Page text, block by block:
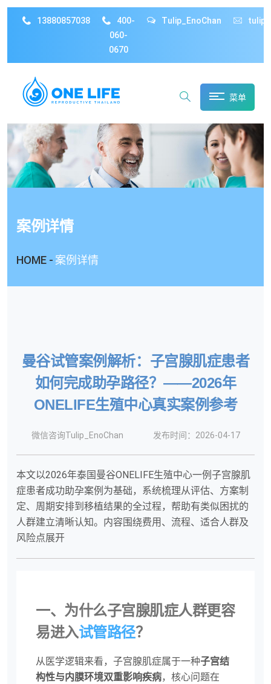
13880857038
400-
060-
0670
Tulip_EnoChan
菜单
案例详情
HOME - 案例详情
曼谷试管案例解析：子宫腺肌症患者
如何完成助孕路径？——2026年
ONELIFE生殖中心真实案例参考
微信咨询Tulip_EnoChan 发布时间：2026-04-17
本文以2026年泰国曼谷ONELIFE生殖中心一例子宫腺肌
症患者成功助孕案例为基础，系统梳理从评估、方案制
定、周期安排到移植结果的全过程，帮助有类似困扰的
人群建立清晰认知。内容围绕费用、流程、适合人群及
风险点展开
一、为什么子宫腺肌症人群更容
易进入试管路径？
从医学逻辑来看，子宫腺肌症属于一种子宫结
构性与内膜环境双重影响疾病，核心问题在